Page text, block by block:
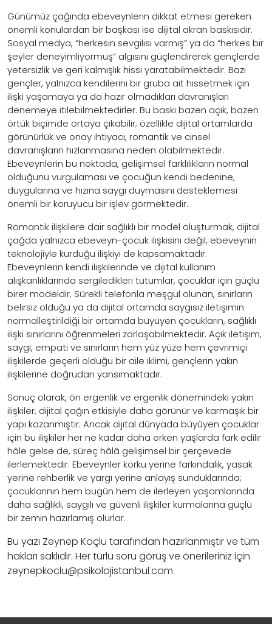
Günümüz çağında ebeveynlerin dikkat etmesi gereken
önemli konulardan bir başkası ise dijital akran baskısıdır.
Sosyal medya, “herkesin sevgilisi varmış” ya da “herkes bir
şeyler deneyimliyormuş” algısını güçlendirerek gençlerde
yetersizlik ve geri kalmışlık hissi yaratabilmektedir. Bazı
gençler, yalnızca kendilerini bir gruba ait hissetmek için
ilişki yaşamaya ya da hazır olmadıkları davranışları
denemeye itilebilmektedirler. Bu baskı bazen açık, bazen
örtük biçimde ortaya çıkabilir; özellikle dijital ortamlarda
görünürlük ve onay ihtiyacı, romantik ve cinsel
davranışların hızlanmasına neden olabilmektedir.
Ebeveynlerin bu noktada, gelişimsel farklılıkların normal
olduğunu vurgulaması ve çocuğun kendi bedenine,
duygularına ve hızına saygı duymasını desteklemesi
önemli bir koruyucu bir işlev görmektedir.
Romantik ilişkilere dair sağlıklı bir model oluşturmak, dijital
çağda yalnızca ebeveyn-çocuk ilişkisini değil, ebeveynin
teknolojiyle kurduğu ilişkiyi de kapsamaktadır.
Ebeveynlerin kendi ilişkilerinde ve dijital kullanım
alışkanlıklarında sergiledikleri tutumlar, çocuklar için güçlü
birer modeldir. Sürekli telefonla meşgul olunan, sınırların
belirsiz olduğu ya da dijital ortamda saygısız iletişimin
normalleştirildiği bir ortamda büyüyen çocukların, sağlıklı
ilişki sınırlarını öğrenmeleri zorlaşabilmektedir. Açık iletişim,
saygı, empati ve sınırların hem yüz yüze hem çevrimiçi
ilişkilerde geçerli olduğu bir aile iklimi, gençlerin yakın
ilişkilerine doğrudan yansımaktadır.
Sonuç olarak, ön ergenlik ve ergenlik dönemindeki yakın
ilişkiler, dijital çağın etkisiyle daha görünür ve karmaşık bir
yapı kazanmıştır. Ancak dijital dünyada büyüyen çocuklar
için bu ilişkiler her ne kadar daha erken yaşlarda fark edilir
hâle gelse de, süreç hâlâ gelişimsel bir çerçevede
ilerlemektedir. Ebeveynler korku yerine farkındalık, yasak
yerine rehberlik ve yargı yerine anlayış sunduklarında;
çocuklarının hem bugün hem de ilerleyen yaşamlarında
daha sağlıklı, saygılı ve güvenli ilişkiler kurmalarına güçlü
bir zemin hazırlamış olurlar.
Bu yazı Zeynep Koçlu tarafından hazırlanmıştır ve tüm
hakları saklıdır. Her türlü soru görüş ve önerileriniz için
zeynepkoclu@psikolojistanbul.com